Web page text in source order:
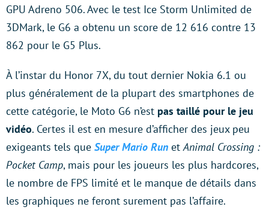
GPU Adreno 506. Avec le test Ice Storm Unlimited de
3DMark, le G6 a obtenu un score de 12 616 contre 13
862 pour le G5 Plus.
À l’instar du Honor 7X, du tout dernier Nokia 6.1 ou
plus généralement de la plupart des smartphones de
cette catégorie, le Moto G6 n’est pas taillé pour le jeu
vidéo. Certes il est en mesure d’afficher des jeux peu
exigeants tels que Super Mario Run etAnimal Crossing :
Pocket Camp, mais pour les joueurs les plus hardcores,
le nombre de FPS limité et le manque de détails dans
les graphiques ne feront surement pas l’affaire.